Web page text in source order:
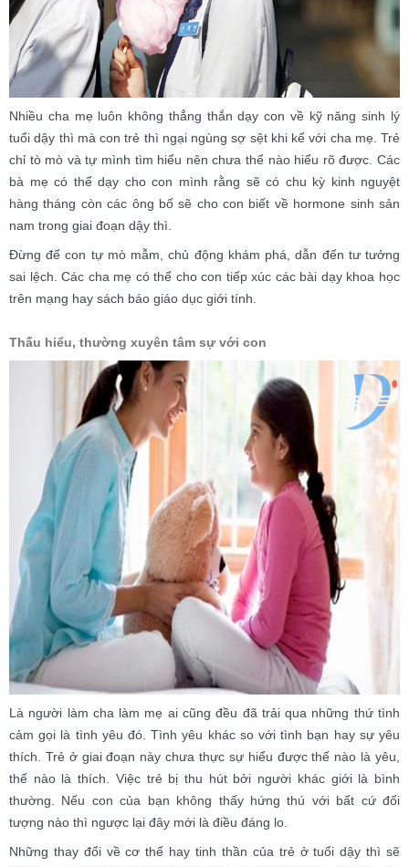
Nhiều cha mẹ luôn không thẳng thắn dạy con về kỹ năng sinh lý
tuổi dậy thì mà con trẻ thì ngại ngùng sợ sệt khi kể với cha mẹ. Trẻ
chỉ tò mò và tự mình tìm hiểu nên chưa thể nào hiểu rõ được. Các
bà mẹ có thể dạy cho con mình rằng sẽ có chu kỳ kinh nguyệt
hàng tháng còn các ông bố sẽ cho con biết về hormone sinh sản
nam trong giai đoạn dậy thì.
Đừng để con tự mò mẫm, chủ động khám phá, dẫn đến tư tưởng
sai lệch. Các cha mẹ có thể cho con tiếp xúc các bài dạy khoa học
trên mạng hay sách báo giáo dục giới tính.
Thấu hiểu, thường xuyên tâm sự với con
Là người làm cha làm mẹ ai cũng đều đã trải qua những thứ tình
cảm gọi là tình yêu đó. Tình yêu khác so với tình bạn hay sự yêu
thích. Trẻ ở giai đoạn này chưa thực sự hiểu được thế nào là yêu,
thế nào là thích. Việc trẻ bị thu hút bởi người khác giới là bình
thường. Nếu con của bạn không thấy hứng thú với bất cứ đối
tượng nào thì ngược lại đây mới là điều đáng lo.
Những thay đổi về cơ thể hay tinh thần của trẻ ở tuổi dậy thì sẽ